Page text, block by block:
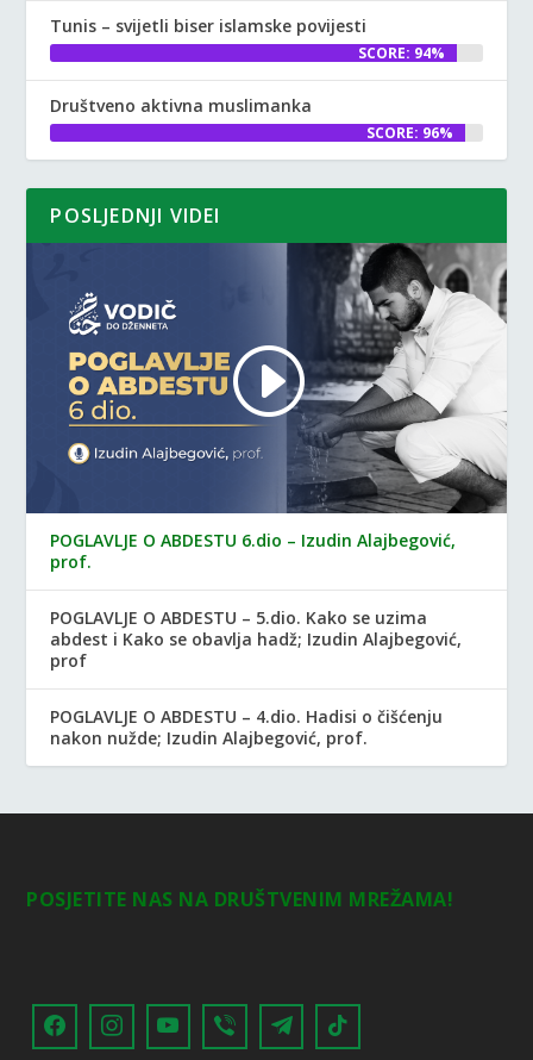
Tunis – svijetli biser islamske povijesti
SCORE: 94%
Društveno aktivna muslimanka
SCORE: 96%
POSLJEDNJI VIDEI
POGLAVLJE O ABDESTU 6.dio – Izudin Alajbegović,
prof.
POGLAVLJE O ABDESTU – 5.dio. Kako se uzima
abdest i Kako se obavlja hadž; Izudin Alajbegović,
prof
POGLAVLJE O ABDESTU – 4.dio. Hadisi o čišćenju
nakon nužde; Izudin Alajbegović, prof.
POSJETITE NAS NA DRUŠTVENIM MREŽAMA!